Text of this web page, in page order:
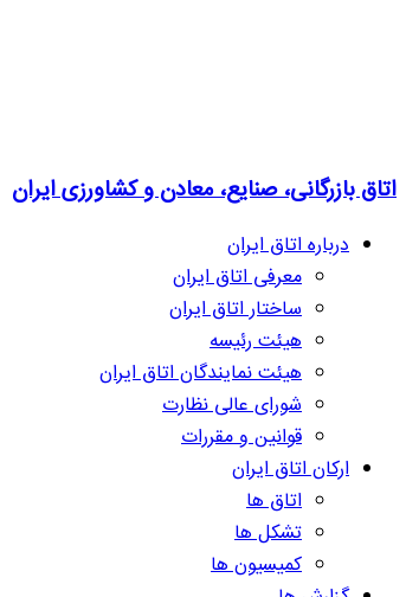
اتاق بازرگانی، صنایع، معادن و کشاورزی ایران
درباره اتاق ایران
معرفی اتاق ایران
ساختار اتاق ایران
هیئت رئیسه
هیئت نمایندگان اتاق ایران
شورای عالی نظارت
قوانین و مقررات
ارکان اتاق ایران
اتاق ها
تشکل ها
کمیسیون ها